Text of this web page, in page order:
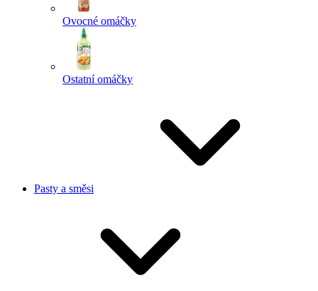
Ovocné omáčky
Ostatní omáčky
Pasty a směsi